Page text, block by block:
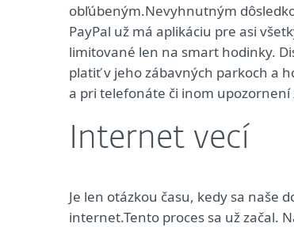
obľúbeným.Nevyhnutným
PayPal už má aplikáciu pre asi
limitované len na smart hodinky.
platiť v jeho zábavných parkoch a
a pri telefonáte či inom
Internet vecí
Je len otázkou času, kedy sa naše
internet.Tento proces sa už začal.